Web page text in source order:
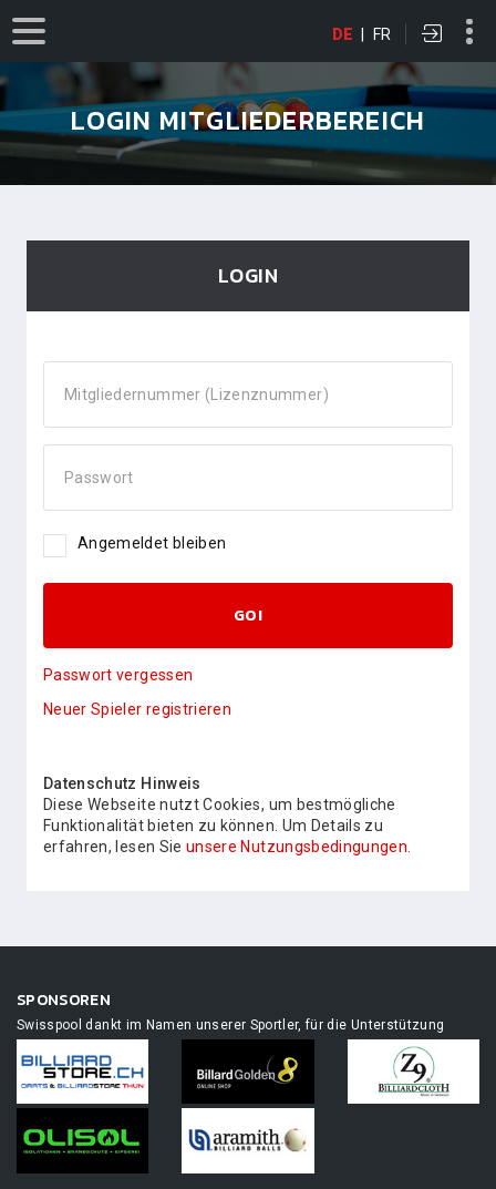
DE | FR
LOGIN MITGLIEDERBEREICH
LOGIN
Mitgliedernummer (Lizenznummer)
Passwort
Angemeldet bleiben
GO!
Passwort vergessen
Neuer Spieler registrieren
Datenschutz Hinweis
Diese Webseite nutzt Cookies, um bestmögliche
Funktionalität bieten zu können. Um Details zu
erfahren, lesen Sie unsere Nutzungsbedingungen.
SPONSOREN
Swisspool dankt im Namen unserer Sportler, für die Unterstützung